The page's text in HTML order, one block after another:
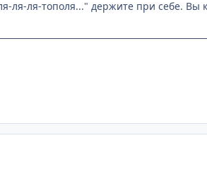
ля-тополя..." держите при себе. Вы